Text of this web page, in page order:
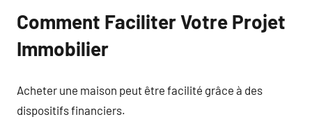
Comment Faciliter Votre Projet
Immobilier
Acheter une maison peut être facilité grâce à des
dispositifs financiers.